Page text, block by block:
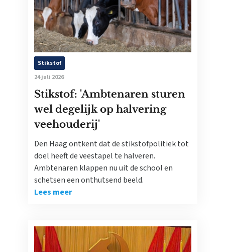
Stikstof
24 juli 2026
Stikstof: 'Ambtenaren sturen
wel degelijk op halvering
veehouderij'
Den Haag ontkent dat de stikstofpolitiek tot
doel heeft de veestapel te halveren.
Ambtenaren klappen nu uit de school en
schetsen een onthutsend beeld.
Lees meer